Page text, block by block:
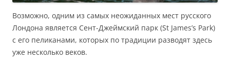
Возможно, одним из самых неожиданных мест русского
Лондона является Сент-Джеймский парк (St James’s Park)
с его пеликанами, которых по традиции разводят здесь
уже несколько веков.